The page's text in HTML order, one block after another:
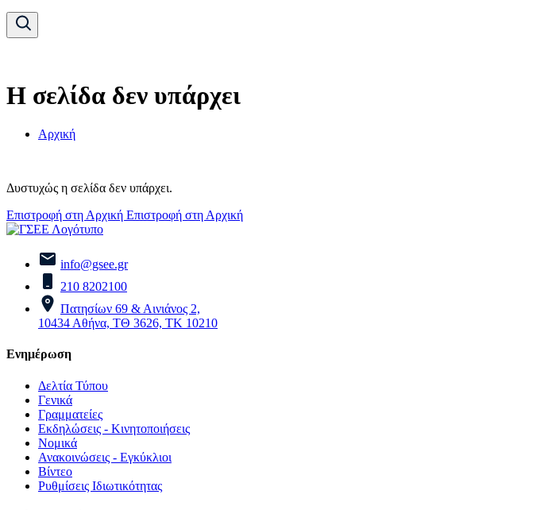
Η σελίδα δεν υπάρχει
Αρχική
Δυστυχώς η σελίδα δεν υπάρχει.
Επιστροφή στη Αρχική Επιστροφή στη Αρχική
info@gsee.gr
210 8202100
Πατησίων 69 & Αινιάνος 2,
10434 Αθήνα, ΤΘ 3626, ΤΚ 10210
Ενημέρωση
Δελτία Τύπου
Γενικά
Γραμματείες
Εκδηλώσεις - Κινητοποιήσεις
Νομικά
Ανακοινώσεις - Εγκύκλιοι
Βίντεο
Ρυθμίσεις Ιδιωτικότητας